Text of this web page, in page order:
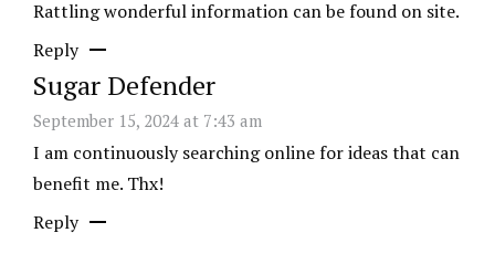
Rattling wonderful information can be found on site.
Reply
Sugar Defender
September 15, 2024 at 7:43 am
I am continuously searching online for ideas that can
benefit me. Thx!
Reply